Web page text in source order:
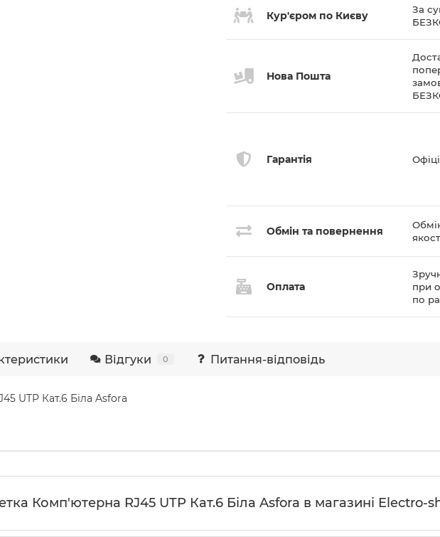
Кур'єром по Києву
За
Нова Пошта
Гарантія
Обмін та повернення
Оплата
при
по
Відгуки 0 Питання-відповідь
UTP Кат.6 Біла Asfora
Комп'ютерна RJ45 UTP Кат.6 Біла Asfora в магазині Electro-